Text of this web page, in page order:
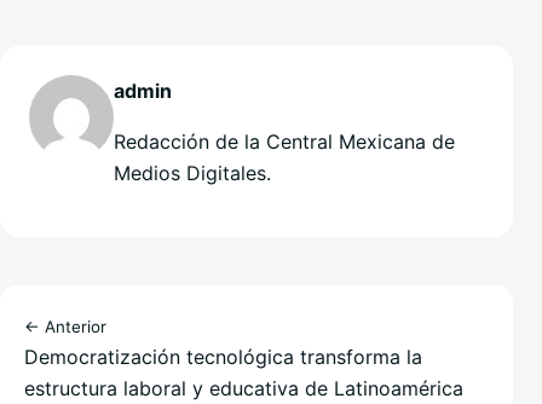
admin
Redacción de la Central Mexicana de
Medios Digitales.
← Anterior
Democratización tecnológica transforma la
estructura laboral y educativa de Latinoamérica